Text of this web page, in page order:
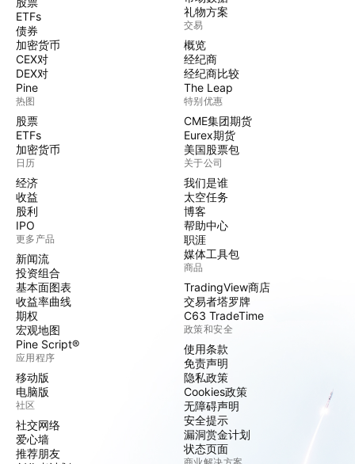
ETFs
债券
加密货币
CEX对
DEX对
Pine
热图
股票
ETFs
加密货币
日历
经济
收益
股利
IPO
更多产品
新闻流
投资组合
基本面图表
收益率曲线
期权
宏观地图
Pine Script®
应用程序
移动版
电脑版
社区
社交网络
爱心墙
推荐朋友
礼物方案
交易
概览
经纪商
经纪商比较
The Leap
特别优惠
CME集团期货
Eurex期货
美国股票包
关于公司
我们是谁
太空任务
博客
帮助中心
职涯
媒体工具包
商品
TradingView商店
交易者塔罗牌
C63 TradeTime
政策和安全
使用条款
免责声明
隐私政策
Cookies政策
无障碍声明
安全提示
漏洞赏金计划
状态页面